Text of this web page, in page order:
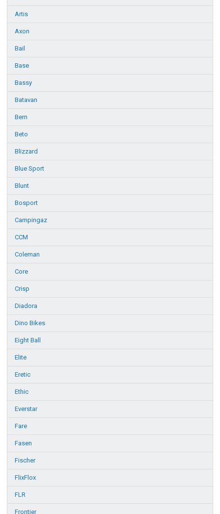
Artis
Axon
Bail
Base
Bassy
Batavan
Bern
Beto
Blizzard
Blue Sport
Blunt
Bosport
Campingaz
CCM
Coleman
Core
Crisp
Diadora
Dino Bikes
Eight Ball
Elite
Eretic
Ethic
Everstar
Fare
Fasen
Fischer
FlixFlox
FLR
Frontier